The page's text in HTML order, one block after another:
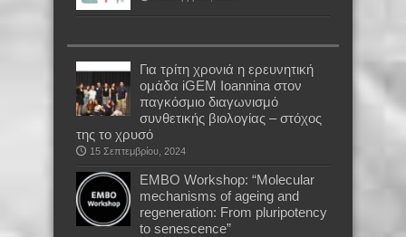
Για τρίτη χρονιά η ερευνητική
ομάδα iGEM Ioannina στον
παγκόσμιο διαγωνισμό
συνθετικής βιολογίας – στόχος
της το χρυσό
15 Σεπτεμβρίου, 2024
EMBO Workshop: “Molecular
mechanisms of ageing and
regeneration: From pluripotency
to senescence”